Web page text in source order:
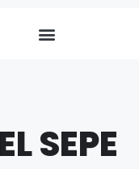
SEPE